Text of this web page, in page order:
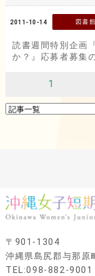
2011-10-14 図書館
読書週間特別企画
か？』応募者募集
1
〒901-1304
沖縄県島尻郡与那原
TEL:098-882-9001